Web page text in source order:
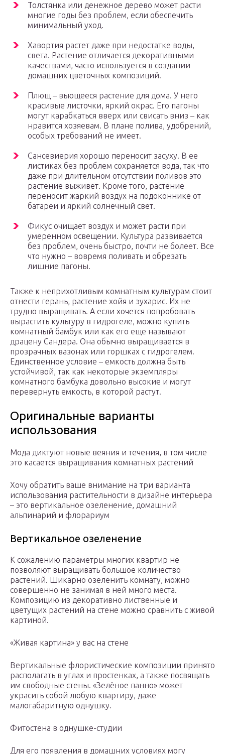
Толстянка или денежное дерево может расти
многие годы без проблем, если обеспечить
минимальный уход.
Хавортия растет даже при недостатке воды,
света. Растение отличается декоративными
качествами, часто используется в создании
домашних цветочных композиций.
Плющ – вьющееся растение для дома. У него
красивые листочки, яркий окрас. Его пагоны
могут карабкаться вверх или свисать вниз – как
нравится хозяевам. В плане полива, удобрений,
особых требований не имеет.
Сансевиерия хорошо переносит засуху. В ее
листиках без проблем сохраняется вода, так что
даже при длительном отсутствии поливов это
растение выживет. Кроме того, растение
переносит жаркий воздух на подоконнике от
батареи и яркий солнечный свет.
Фикус очищает воздух и может расти при
умеренном освещении. Культура развивается
без проблем, очень быстро, почти не болеет. Все
что нужно – вовремя поливать и обрезать
лишние пагоны.
Также к неприхотливым комнатным культурам стоит
отнести герань, растение хойя и эухарис. Их не
трудно выращивать. А если хочется попробовать
вырастить культуру в гидрогеле, можно купить
комнатный бамбук или как его еще называют
драцену Сандера. Она обычно выращивается в
прозрачных вазонах или горшках с гидрогелем.
Единственное условие – емкость должна быть
устойчивой, так как некоторые экземпляры
комнатного бамбука довольно высокие и могут
перевернуть емкость, в которой растут.
Оригинальные варианты
использования
Мода диктуют новые веяния и течения, в том числе
это касается выращивания комнатных растений
Хочу обратить ваше внимание на три варианта
использования растительности в дизайне интерьера
– это вертикальное озеленение, домашний
альпинарий и флорариум
Вертикальное озеленение
К сожалению параметры многих квартир не
позволяют выращивать большое количество
растений. Шикарно озеленить комнату, можно
совершенно не занимая в ней много места.
Композицию из декоративно лиственные и
цветущих растений на стене можно сравнить с живой
картиной.
«Живая картина» у вас на стене
Вертикальные флористические композиции принято
располагать в углах и простенках, а также посвящать
им свободные стены. «Зелёное панно» может
украсить собой любую квартиру, даже
малогабаритную однушку.
Фитостена в однушке-студии
Для его появления в домашних условиях могу